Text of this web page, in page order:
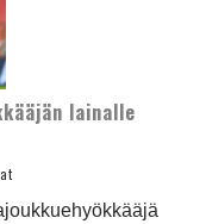
lainalle